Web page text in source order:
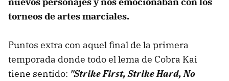
torneos de artes marciales.
Puntos extra con aquel final de la primera
temporada donde todo el lema de Cobra Kai
tiene sentido: "Strike First, Strike Hard, No